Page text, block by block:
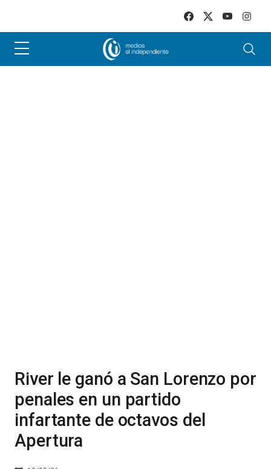
River le ganó a San Lorenzo por
penales en un partido
infartante de octavos del
Apertura